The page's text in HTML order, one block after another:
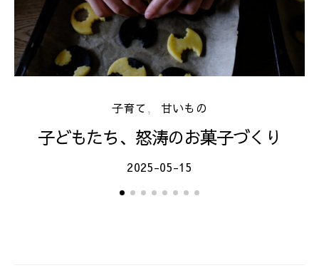
子育て 甘いもの
子どもたち、怒涛のお菓子づくり
2025-05-15